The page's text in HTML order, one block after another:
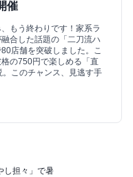
催
もう終わりです！家系ラ
合した話題の「二刀流ハ
店舗を突破しました。こ
の750円で楽しめる「直
このチャンス、見逃す手
し担々」で暑